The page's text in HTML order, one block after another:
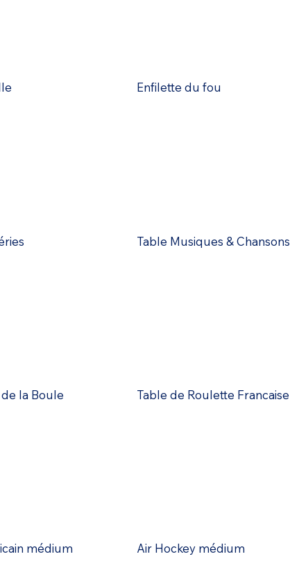
Enfilette du fou
Table Musiques & Chansons
la Boule Table de Roulette Francaise
médium Air Hockey médium